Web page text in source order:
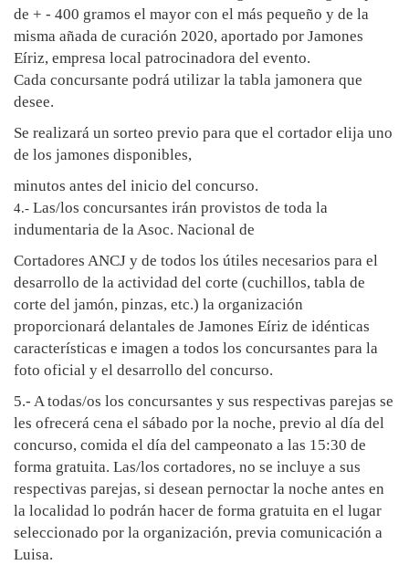
de + - 400 gramos el mayor con el más pequeño y de la
misma añada de curación 2020, aportado por Jamones
Eíriz, empresa local patrocinadora del evento.
Cada concursante podrá utilizar la tabla jamonera que
desee.
Se realizará un sorteo previo para que el cortador elija uno
de los jamones disponibles,
minutos antes del inicio del concurso.
4.- Las/los concursantes irán provistos de toda la
indumentaria de la Asoc. Nacional de
Cortadores ANCJ y de todos los útiles necesarios para el
desarrollo de la actividad del corte (cuchillos, tabla de
corte del jamón, pinzas, etc.) la organización
proporcionará delantales de Jamones Eíriz de idénticas
características e imagen a todos los concursantes para la
foto oficial y el desarrollo del concurso.
5.- A todas/os los concursantes y sus respectivas parejas se
les ofrecerá cena el sábado por la noche, previo al día del
concurso, comida el día del campeonato a las 15:30 de
forma gratuita. Las/los cortadores, no se incluye a sus
respectivas parejas, si desean pernoctar la noche antes en
la localidad lo podrán hacer de forma gratuita en el lugar
seleccionado por la organización, previa comunicación a
Luisa.